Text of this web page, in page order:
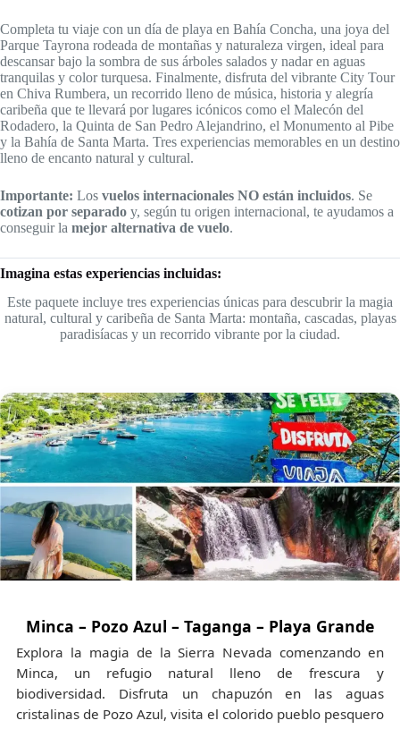
Completa tu viaje con un día de playa en Bahía Concha, una joya del
Parque Tayrona rodeada de montañas y naturaleza virgen, ideal para
descansar bajo la sombra de sus árboles salados y nadar en aguas
tranquilas y color turquesa. Finalmente, disfruta del vibrante City Tour
en Chiva Rumbera, un recorrido lleno de música, historia y alegría
caribeña que te llevará por lugares icónicos como el Malecón del
Rodadero, la Quinta de San Pedro Alejandrino, el Monumento al Pibe
y la Bahía de Santa Marta. Tres experiencias memorables en un destino
lleno de encanto natural y cultural.
Importante: Los vuelos internacionales NO están incluidos. Se
cotizan por separado y, según tu origen internacional, te ayudamos a
conseguir la mejor alternativa de vuelo.
Imagina estas experiencias incluidas:
Este paquete incluye tres experiencias únicas para descubrir la magia
natural, cultural y caribeña de Santa Marta: montaña, cascadas, playas
paradisíacas y un recorrido vibrante por la ciudad.
Minca – Pozo Azul – Taganga – Playa Grande
Explora la magia de la Sierra Nevada comenzando en
Minca, un refugio natural lleno de frescura y
biodiversidad. Disfruta un chapuzón en las aguas
cristalinas de Pozo Azul, visita el colorido pueblo pesquero